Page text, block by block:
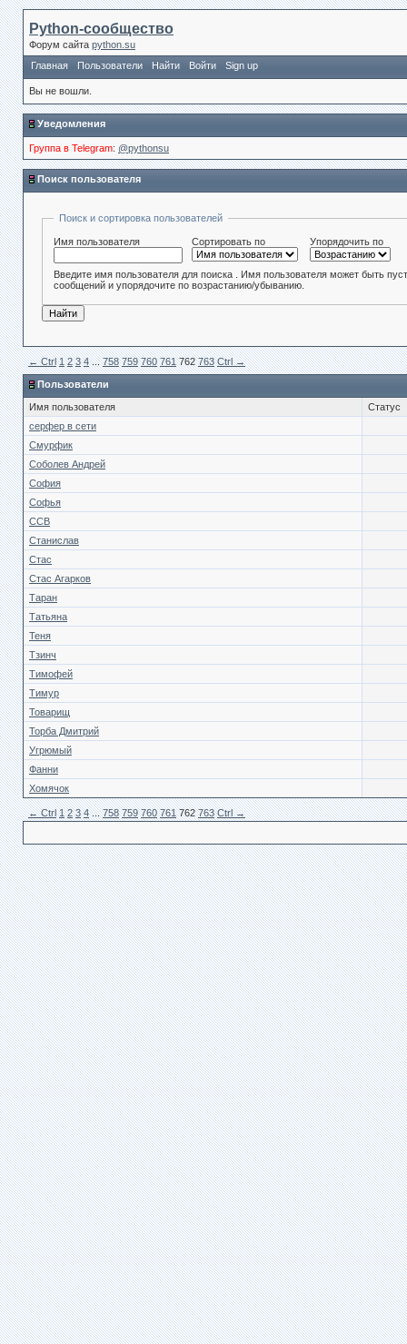
Python-сообщество
Форум сайта python.su
Главная
Пользователи Найти Войти Sign up
Вы не вошли.
Уведомления
Группа в Telegram: @pythonsu
Поиск пользователя
Поиск и сортировка пользователей
Имя пользователя Сортировать по Упорядочить по
Введите имя пользователя для поиска . Имя пользователя может быть
сообщений и упорядочите по возрастанию/убыванию.
← Сtrl 1 2 3 4...758 759 760 761 762 763 Ctrl →
Пользователи
Имя пользователя
Статус
серфер в сети
Смурфик
Соболев Андрей
София
Софья
ССВ
Станислав
Стас
Стас Агарков
Таран
Татьяна
Теня
Тзинч
Тимофей
Тимур
Товарищ
Торба Дмитрий
Угрюмый
Фанни
Хомячок
← Сtrl 1 2 3 4...758 759 760 761 762 763 Ctrl →